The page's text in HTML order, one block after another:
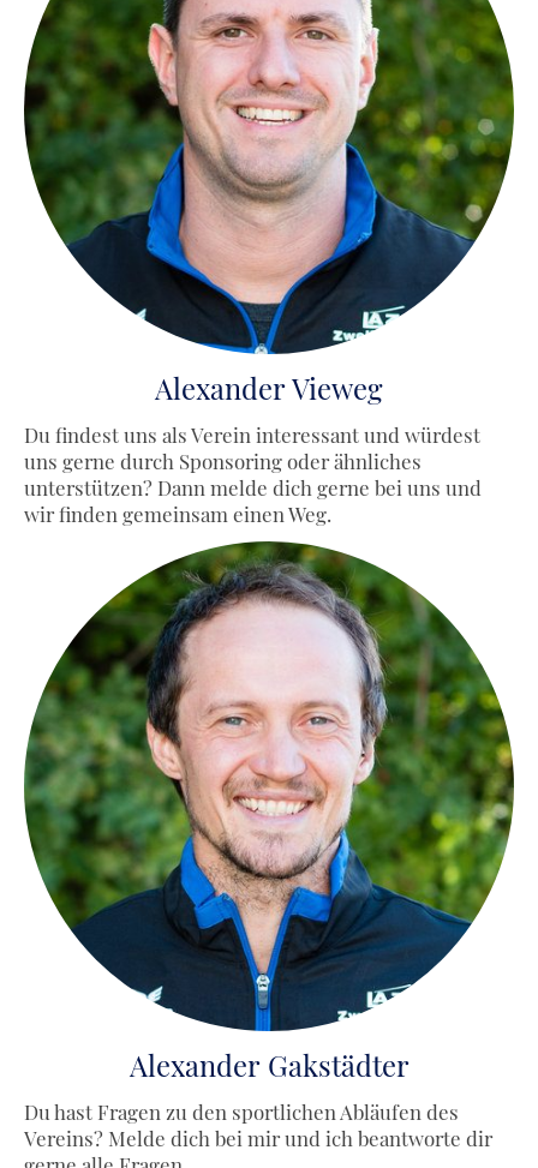
Alexander Vieweg
Du findest uns als Verein interessant und würdest
uns gerne durch Sponsoring oder ähnliches
unterstützen? Dann melde dich gerne bei uns und
wir finden gemeinsam einen Weg.
Alexander Gakstädter
Du hast Fragen zu den sportlichen Abläufen des
Vereins? Melde dich bei mir und ich beantworte dir